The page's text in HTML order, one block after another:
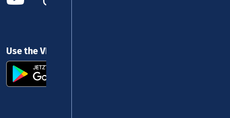
Use the VRM app and get started